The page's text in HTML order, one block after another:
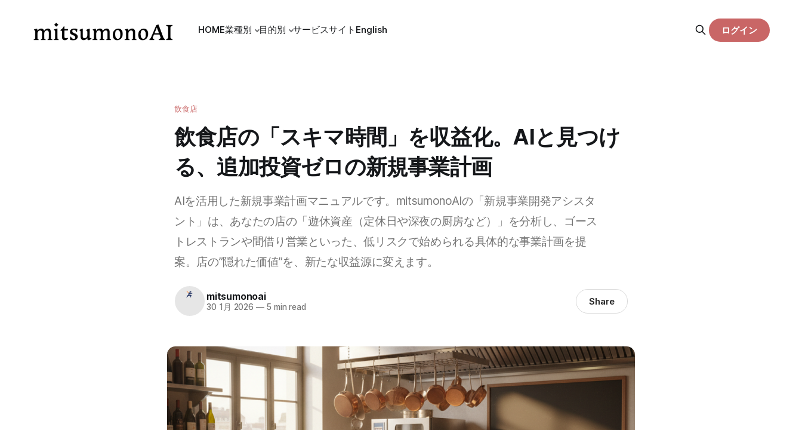
HOME業種別 目的別 サービスサイト English ログイン
飲食店
飲食店の「スキマ時間」を収益化。AIと見つけ
る、追加投資ゼロの新規事業計画
AIを活用した新規事業計画マニュアルです。mitsumonoAIの「新規事業開発アシスタ
ント」は、あなたの店の「遊休資産（定休日や深夜の厨房など）」を分析し、ゴース
トレストランや間借り営業といった、低リスクで始められる具体的な事業計画を提
案。店の”隠れた価値”を、新たな収益源に変えます。
mitsumonoai
30 1月 2026 — 5 min read Share